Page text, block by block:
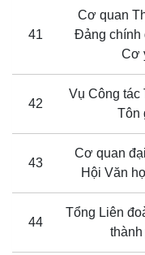
41
Cơ quan
Đảng chính
Cơ
42
Vụ Công tác
Tôn
43
Cơ quan
Hội Văn
44
Tổng Liên